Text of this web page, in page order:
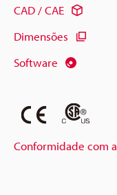
CAD / CAE
Dimensões
Software
Conformidade com